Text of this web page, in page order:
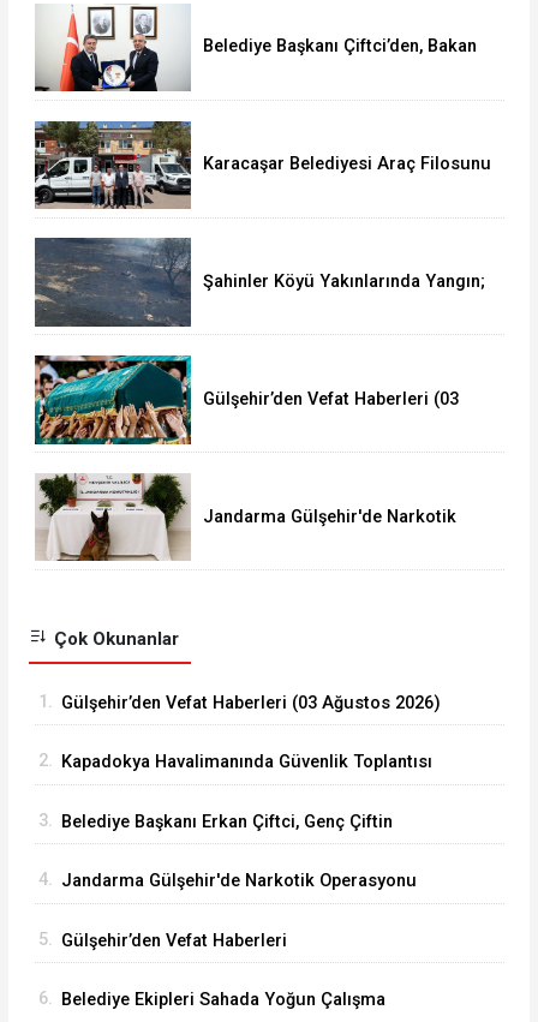
Belediye Başkanı Çiftci’den, Bakan
Karacaşar Belediyesi Araç Filosunu
Şahinler Köyü Yakınlarında Yangın;
Gülşehir’den Vefat Haberleri (03
Jandarma Gülşehir'de Narkotik
Çok Okunanlar
1. Gülşehir’den Vefat Haberleri (03 Ağustos 2026)
2. Kapadokya Havalimanında Güvenlik Toplantısı
3. Belediye Başkanı Erkan Çiftci, Genç Çiftin
4. Jandarma Gülşehir'de Narkotik Operasyonu
5. Gülşehir’den Vefat Haberleri
6. Belediye Ekipleri Sahada Yoğun Çalışma